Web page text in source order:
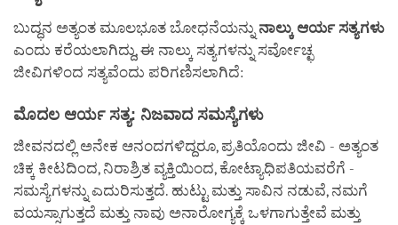
ಬುದ್ಧನ ಅತ್ಯಂತ ಮೂಲಭೂತ ಬೋಧನೆಯನ್ನು ನಾಲ್ಕು ಆರ್ಯ ಸತ್ಯಗಳು
ಎಂದು ಕರೆಯಲಾಗಿದ್ದು, ಈ ನಾಲ್ಕು ಸತ್ಯಗಳನ್ನು ಸರ್ವೋಚ್ಛ
ಜೀವಿಗಳಿಂದ ಸತ್ಯವೆಂದು ಪರಿಗಣಿಸಲಾಗಿದೆ:
ಮೊದಲ ಆರ್ಯ ಸತ್ಯ: ನಿಜವಾದ ಸಮಸ್ಯೆಗಳು
ಜೀವನದಲ್ಲಿ ಅನೇಕ ಆನಂದಗಳಿದ್ದರೂ, ಪ್ರತಿಯೊಂದು ಜೀವಿ - ಅತ್ಯಂತ
ಚಿಕ್ಕ ಕೀಟದಿಂದ, ನಿರಾಶ್ರಿತ ವ್ಯಕ್ತಿಯಿಂದ, ಕೋಟ್ಯಾಧಿಪತಿಯವರೆಗೆ -
ಸಮಸ್ಯೆಗಳನ್ನು ಎದುರಿಸುತ್ತದೆ. ಹುಟ್ಟು ಮತ್ತು ಸಾವಿನ ನಡುವೆ, ನಮಗೆ
ವಯಸ್ಸಾಗುತ್ತದೆ ಮತ್ತು ನಾವು ಅನಾರೋಗ್ಯಕ್ಕೆ ಒಳಗಾಗುತ್ತೇವೆ ಮತ್ತು